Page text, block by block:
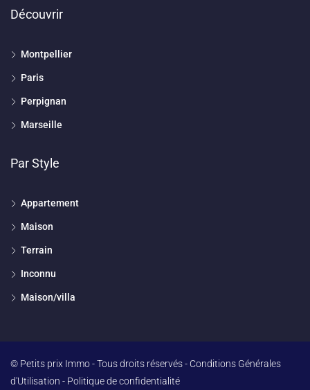
Découvrir
Montpellier
Paris
Perpignan
Marseille
Par Style
Appartement
Maison
Terrain
Inconnu
Maison/villa
© Petits prix Immo - Tous droits réservés - Conditions Générales
d'Utilisation - Politique de confidentialité